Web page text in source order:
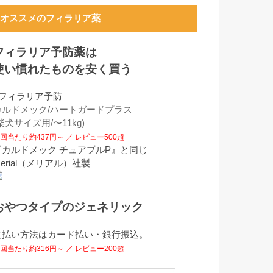
オススメのフィラリア薬
ィラリア予防薬は
い慣れたものを安く買う
ィラリア予防
ルドメック/ハートガードプラス
犬サイズ用/〜11kg)
当たり約437円～ ／ レビュー500超
カルドメック チュアブルP』と同じ
（メリアル）社製
やつタイプのジェネリック
い方法はカード払い・銀行振込。
当たり約316円～ ／ レビュー200超